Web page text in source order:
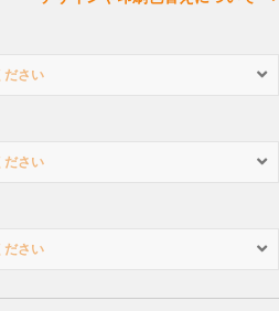
ださい
ださい
ださい